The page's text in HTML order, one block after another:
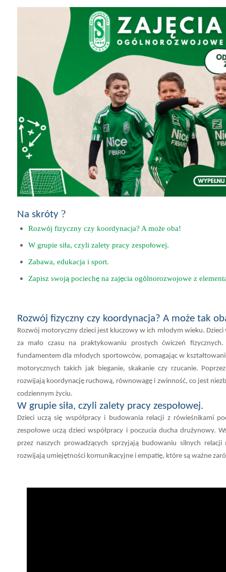
Na skróty ?
Rozwój fizyczny czy koordynacja? A może oba!
W grupie siła, czyli zalety pracy zespołowej.
Zabawa, edukacjai sport.
Zapisz swojąpociechęna zajęcia ogólnorozwojowe z
Rozwój fizyczny czy koordynacja? A może tak
Rozwój motoryczny dzieci jest kluczowyw ich młodym wieku.
za mało czasu na praktykowaniu prostych ćwiczeń
fundamentem dla młodych sportowców, pomagając w
motorycznych takich jak bieganie, skakanie czy rzucanie.
rozwijają koordynację ruchową, równowagę i zwinność, co jest
codziennym życiu.
W grupie siła, czyli zalety pracy zespołowej.
Dzieci uczą się współpracy i budowania relacji z rówieśnikami
zespołowe uczą dzieci współpracy i poczucia ducha drużynowy.
przez naszych prowadzących sprzyjają budowaniu silnych
rozwijają umiejętności komunikacyjne i empatię, które są ważne